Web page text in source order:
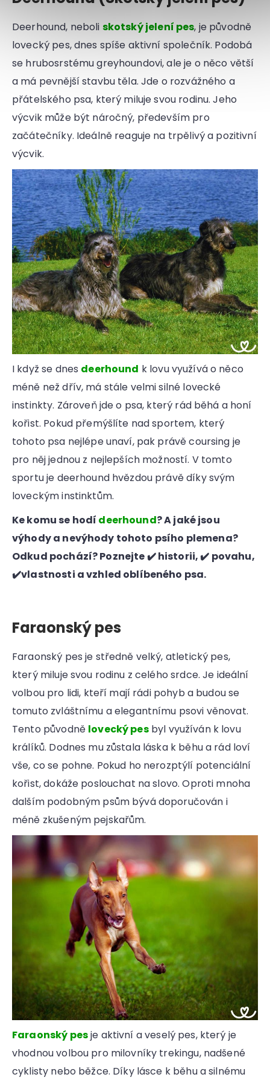
Deerhound, neboli skotský jelení pes, je původně
lovecký pes, dnes spíše aktivní společník. Podobá
se hrubosrstému greyhoundovi, ale je o něco větší
a má pevnější stavbu těla. Jde o rozvážného a
přátelského psa, který miluje svou rodinu. Jeho
výcvik může být náročný, především pro
začátečníky. Ideálně reaguje na trpělivý a pozitivní
výcvik.
I když se dnes deerhound k lovu využívá o něco
méně než dřív, má stále velmi silné lovecké
instinkty. Zároveň jde o psa, který rád běhá a honí
kořist. Pokud přemýšlíte nad sportem, který
tohoto psa nejlépe unaví, pak právě coursing je
pro něj jednou z nejlepších možností. V tomto
sportu je deerhound hvězdou právě díky svým
loveckým instinktům.
Ke komu se hodí deerhound? A jaké jsou
výhody a nevýhody tohoto psího plemena?
Odkud pochází? Poznejte ✔️ historii, ✔️ povahu,
✔️vlastnosti a vzhled oblíbeného psa.
Faraonský pes
Faraonský pes je středně velký, atletický pes,
který miluje svou rodinu z celého srdce. Je ideální
volbou pro lidi, kteří mají rádi pohyb a budou se
tomuto zvláštnímu a elegantnímu psovi věnovat.
Tento původně lovecký pesbyl využíván k lovu
králíků. Dodnes mu zůstala láska k běhu a rád loví
vše, co se pohne. Pokud ho nerozptýlí potenciální
kořist, dokáže poslouchat na slovo. Oproti mnoha
dalším podobným psům bývá doporučován i
méně zkušeným pejskařům.
Faraonský pesje aktivní a veselý pes, který je
vhodnou volbou pro milovníky trekingu, nadšené
cyklisty nebo běžce. Díky lásce k běhu a silnému